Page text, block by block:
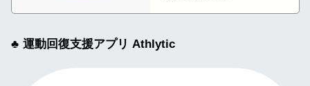
運動回復支援アプリ Athlytic